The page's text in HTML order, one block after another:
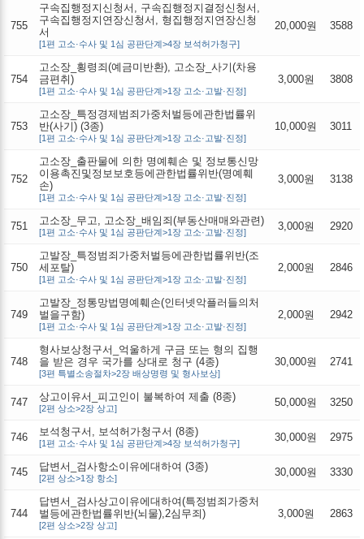
755
구속집행정지신청서, 구속집행정지결정신청서,
구속집행정지연장신청서, 형집행정지연장신청
서
[1편 고소·수사 및 1심 공판단계>4장 보석허가청구]
20,000원 3588
754
고소장_횡령죄(예금미반환), 고소장_사기(차용
금편취)
[1편 고소·수사 및 1심 공판단계>1장 고소·고발·진정]
3,000원 3808
753
고소장_특정경제범죄가중처벌등에관한법률위
반(사기) (3종)
[1편 고소·수사 및 1심 공판단계>1장 고소·고발·진정]
10,000원 3011
752
고소장_출판물에 의한 명예훼손 및 정보통신망
이용촉진및정보보호등에관한법률위반(명예훼
손)
[1편 고소·수사 및 1심 공판단계>1장 고소·고발·진정]
3,000원 3138
751 고소장_무고, 고소장_배임죄(부동산매매와관련)
[1편 고소·수사 및 1심 공판단계>1장 고소·고발·진정] 3,000원 2920
750
고발장_특정범죄가중처벌등에관한법률위반(조
세포탈)
[1편 고소·수사 및 1심 공판단계>1장 고소·고발·진정]
2,000원 2846
749
고발장_정통망법명예훼손(인터넷악플러들의처
벌을구함)
[1편 고소·수사 및 1심 공판단계>1장 고소·고발·진정]
2,000원 2942
748
형사보상청구서_억울하게 구금 또는 형의 집행
을 받은 경우 국가를 상대로 청구 (4종)
[3편 특별소송절차>2장 배상명령 및 형사보상]
30,000원 2741
747 상고이유서_피고인이 불복하여 제출 (8종)
[2편 상소>2장 상고] 50,000원 3250
746 보석청구서, 보석허가청구서 (8종)
[1편 고소·수사 및 1심 공판단계>4장 보석허가청구] 30,000원 2975
745 답변서_검사항소이유에대하여 (3종)
[2편 상소>1장 항소] 30,000원 3330
744
답변서_검사상고이유에대하여(특정범죄가중처
벌등에관한법률위반(뇌물),2심무죄)
[2편 상소>2장 상고]
3,000원 2863